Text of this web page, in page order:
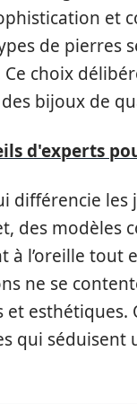
et
de
choix
bijoux de
d'experts
les
des modèles
à l’oreille
ne se
qui séduisent